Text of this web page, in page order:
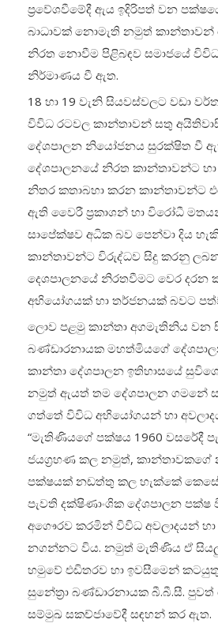
ප්‍රවේශවීමේදී ඇය ඉදිරිපත් වන
බාධාවක් නොමැති නමුත් කාන්තාවන්
නිරත නොවීම පිළිබඳව සමාජයේ
නිර්මාණය වී ඇත.
18 හා 19 වැනි සියවස්වලට වඩා
විවිධ රටවල කාන්තාවන් සතු
දේශපාලන නියෝජනය සුරක්ෂිත වී
දේශපාලනයේ නිරත කාන්තාවන්ට
නිතර කතාබහා කරන කාන්තාවන්ට
ඇති වෛරී ප්‍රකාශන් හා විරෝධී
සාපේක්ෂව අධික බව පෙන්වා දිය
කාන්තාවන්ට විරුද්ධව සිදු කරනු
දෙශපාලනයේ නිරතවීමට වෙර දරන
අභියෝගයක් හා තර්ජනයක් බවට
ලොව පළමු කාන්තා අගමැතිනිය වන
බණ්ඩාරනායක මහත්මියගේ
කාන්තා දේශපාලන ඉතිහාසයේ
නමුත් ඇයත් තම දේශපාලන ගමනේ
ගත්තේ විවිධ අභියෝගයන් හා
“මැතිණියගේ පක්ෂය 1960 වසරේදී
ජයග්‍රහණ කල නමුත්,
පක්ෂයක් නඩත්තු කල හැක්කේ
පැවති දක්ෂිණාංශික දේශපාලන
අගෞරව කරමින් විවිධ අවලාදයන්
නගන්නට විය. නමුත් මැතිණිය ඒ
හමුවේ එඩිතරව හා ඉවසීමෙන්
සුනේත්‍රා බණ්ඩාරනායක බී.බී.සී.
සම්මුඛ සකච්ජාවේදී සඳහන් කර ඇත.